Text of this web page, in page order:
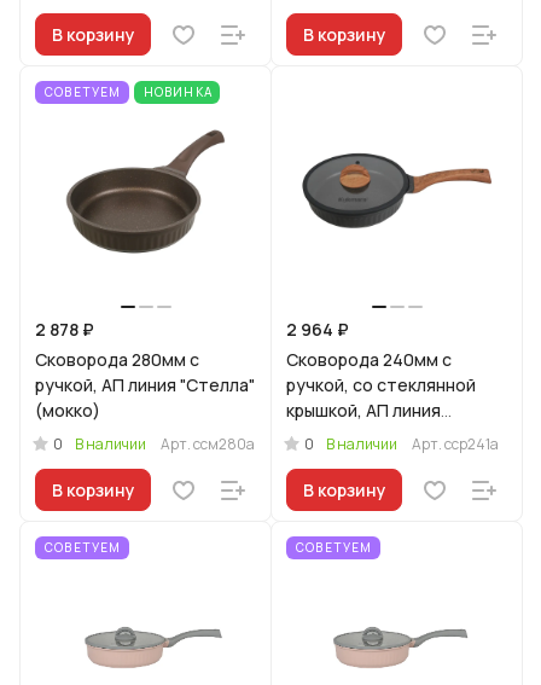
В корзину В корзину
СОВЕТУЕМ НОВИНКА
2 878 ₽
Сковорода 280мм с
ручкой, АП линия "Стелла"
(мокко)
0 В наличии Арт.ссм280а
В корзину
2 964 ₽
Сковорода 240мм с
ручкой, со стеклянной
крышкой, АП линия
"Стелла"(ристретто)
0 В наличии Арт.сср241а
В корзину
СОВЕТУЕМ СОВЕТУЕМ